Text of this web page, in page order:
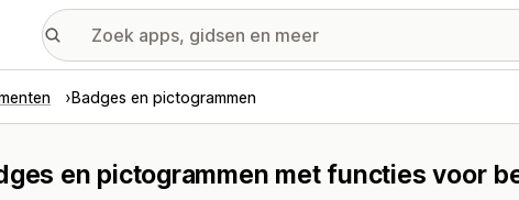
Badges en pictogrammen
en pictogrammen met functies voor